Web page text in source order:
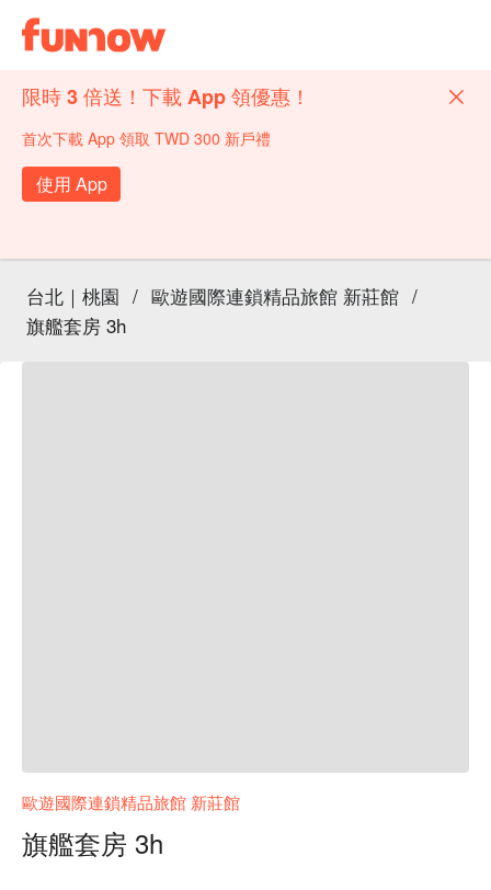
限時 3 倍送！下載 App 領優惠！
首次下載 App 領取 TWD 300 新戶禮
使用 App
台北｜桃園 / 歐遊國際連鎖精品旅館 新莊館 /
旗艦套房 3h
歐遊國際連鎖精品旅館 新莊館
旗艦套房 3h